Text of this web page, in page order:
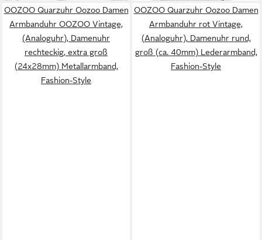
OOZOO Quarzuhr Oozoo Damen
Armbanduhr OOZOO Vintage,
(Analoguhr), Damenuhr
rechteckig, extra groß
(24x28mm) Metallarmband,
Fashion-Style
OOZOO Quarzuhr Oozoo Damen
Armbanduhr rot Vintage,
(Analoguhr), Damenuhr rund,
groß (ca. 40mm) Lederarmband,
Fashion-Style